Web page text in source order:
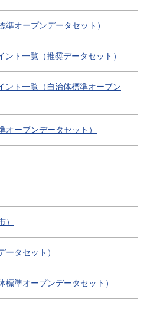
オープンデータセット）
ト一覧（推奨データセット）
ント一覧（自治体標準オープン
オープンデータセット）
）
ータセット）
準オープンデータセット）